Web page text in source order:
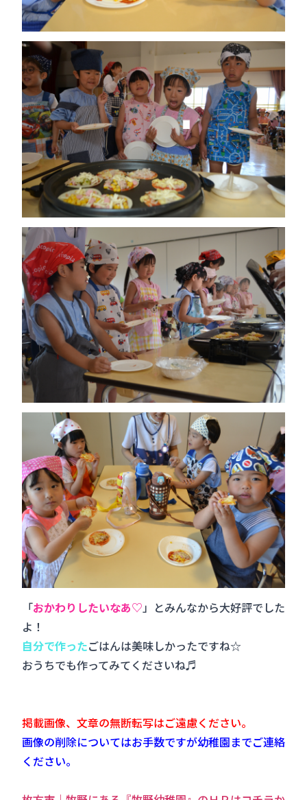
「おかわりしたいなあ♡」とみんなから大好評でした
よ！
自分で作ったごはんは美味しかったですね☆
おうちでも作ってみてくださいね♬
掲載画像、文章の無断転写はご遠慮ください。
画像の削除についてはお手数ですが幼稚園までご連絡
ください。